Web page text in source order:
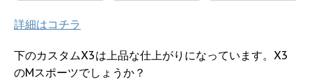
詳細はコチラ
下のカスタムX3は上品な仕上がりになっています。X3
のMスポーツでしょうか？